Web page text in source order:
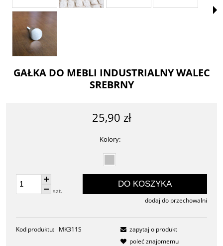
GAŁKA DO MEBLI INDUSTRIALNY WALEC
SREBRNY
25,90 zł
Kolory:
szt.
DO KOSZYKA
dodaj do przechowalni
Kod produktu: MK311S
zapytaj o produkt
poleć znajomemu